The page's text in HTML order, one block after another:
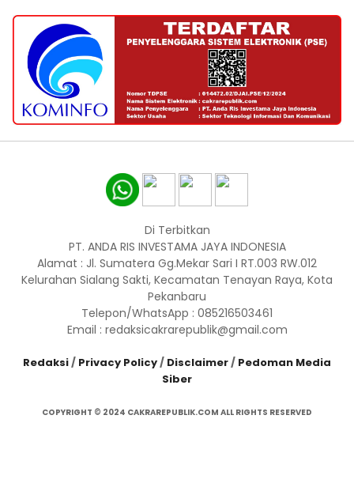
Di Terbitkan
PT. ANDA RIS INVESTAMA JAYA INDONESIA
Alamat : Jl. Sumatera Gg.Mekar Sari I RT.003 RW.012
Kelurahan Sialang Sakti, Kecamatan Tenayan Raya, Kota
Pekanbaru
Telepon/WhatsApp : 085216503461
Email : redaksicakrarepublik@gmail.com
Redaksi/ Privacy Policy/ Disclaimer/ Pedoman Media
Siber
COPYRIGHT © 2024 CAKRAREPUBLIK.COM ALL RIGHTS RESERVED